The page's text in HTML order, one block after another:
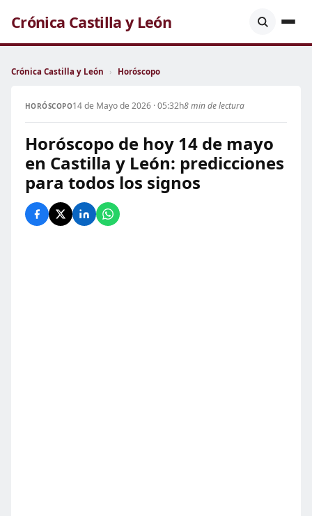
Crónica Castilla y León
Crónica Castilla y León › Horóscopo
HORÓSCOPO14 de Mayo de 2026 · 05:32h8 min de lectura
Horóscopo de hoy 14 de mayo
en Castilla y León: predicciones
para todos los signos